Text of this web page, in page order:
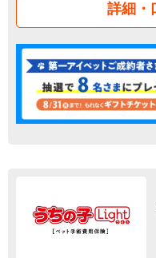
詳細・